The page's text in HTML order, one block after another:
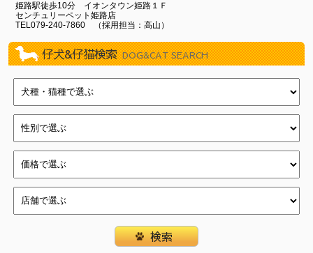
姫路駅徒歩10分 イオンタウン姫路１Ｆ
センチュリーペット姫路店
TEL079-240-7860 （採用担当：高山）
仔犬&仔猫検索 DOG&CAT SEARCH